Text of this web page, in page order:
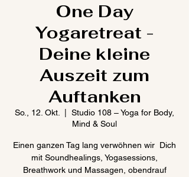
One Day
Yogaretreat -
Deine kleine
Auszeit zum
Auftanken
So., 12. Okt.
Studio 108 – Yoga for Body,
Mind & Soul
Einen ganzen Tag lang verwöhnen wir Dich
mit Soundhealings, Yogasessions,
Breathwork und Massagen, obendrauf